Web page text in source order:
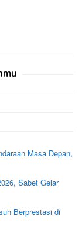
Masa Depan,
Sabet Gelar
Berprestasi di